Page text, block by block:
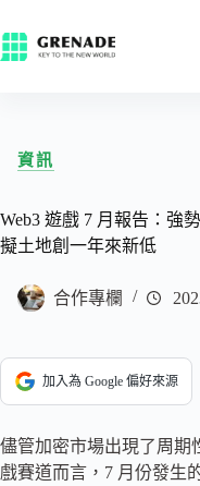
資訊
Web3 遊戲 7 月報告：強
擬土地創一年來新低
合作專欄
加入為 Google 偏好來源
儘管加密市場出現了周期
戲賽道而言，7 月份發生